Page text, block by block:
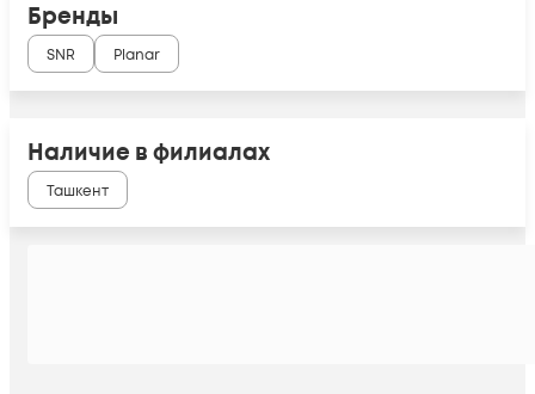
Бренды
SNR Planar
Наличие в филиалах
Ташкент